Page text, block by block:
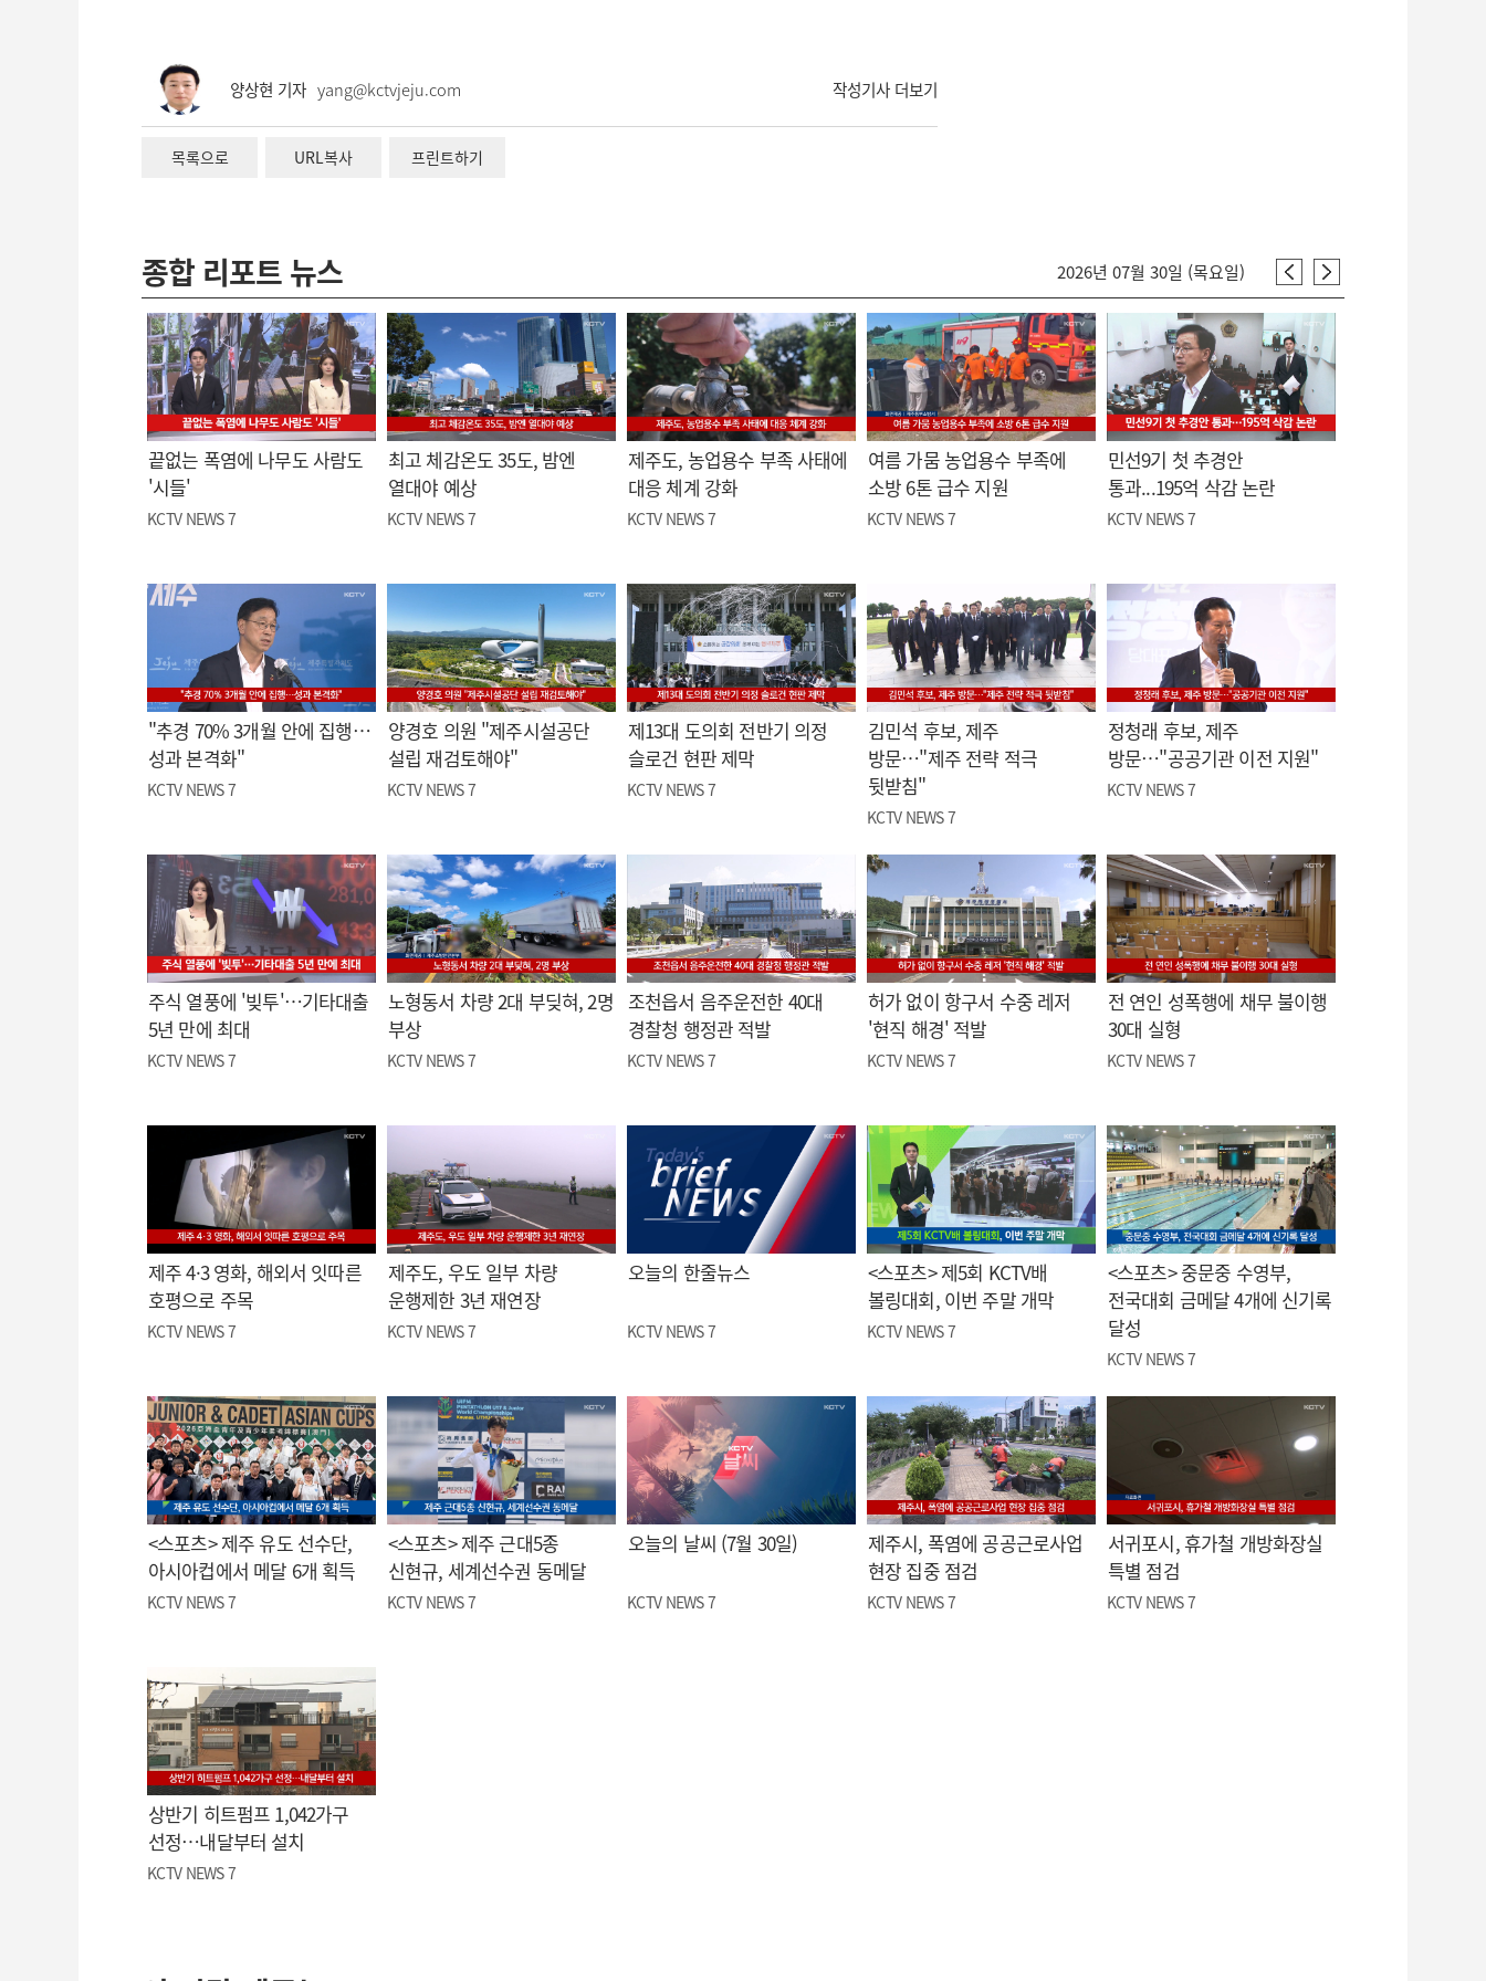
양상현 기자 yang@kctvjeju.com 작성기사 더보기
목록으로 URL복사 프린트하기
종합 리포트 뉴스 2026년 07월 30일 (목요일)
끝없는 폭염에 나무도 사람도
'시들'
KCTV NEWS 7
최고 체감온도 35도, 밤엔
열대야 예상
KCTV NEWS 7
제주도, 농업용수 부족 사태에
대응 체계 강화
KCTV NEWS 7
여름 가뭄 농업용수 부족에
소방 6톤 급수 지원
KCTV NEWS 7
민선9기 첫 추경안
통과...195억 삭감 논란
KCTV NEWS 7
"추경 70% 3개월 안에 집행…
성과 본격화"
KCTV NEWS 7
양경호 의원 "제주시설공단
설립 재검토해야"
KCTV NEWS 7
제13대 도의회 전반기 의정
슬로건 현판 제막
KCTV NEWS 7
김민석 후보, 제주
방문…"제주 전략 적극
뒷받침"
KCTV NEWS 7
정청래 후보, 제주
방문…"공공기관 이전 지원"
KCTV NEWS 7
주식 열풍에 '빚투'…기타대출
5년 만에 최대
KCTV NEWS 7
노형동서 차량 2대 부딪혀, 2명
부상
KCTV NEWS 7
조천읍서 음주운전한 40대
경찰청 행정관 적발
KCTV NEWS 7
허가 없이 항구서 수중 레저
'현직 해경' 적발
KCTV NEWS 7
전 연인 성폭행에 채무 불이행
30대 실형
KCTV NEWS 7
제주 4·3 영화, 해외서 잇따른
호평으로 주목
KCTV NEWS 7
제주도, 우도 일부 차량
운행제한 3년 재연장
KCTV NEWS 7
오늘의 한줄뉴스
KCTV NEWS 7
<스포츠> 제5회 KCTV배
볼링대회, 이번 주말 개막
KCTV NEWS 7
<스포츠> 중문중 수영부,
전국대회 금메달 4개에 신기록
달성
KCTV NEWS 7
<스포츠> 제주 유도 선수단,
아시아컵에서 메달 6개 획득
KCTV NEWS 7
<스포츠> 제주 근대5종
신현규, 세계선수권 동메달
KCTV NEWS 7
오늘의 날씨 (7월 30일)
KCTV NEWS 7
제주시, 폭염에 공공근로사업
현장 집중 점검
KCTV NEWS 7
서귀포시, 휴가철 개방화장실
특별 점검
KCTV NEWS 7
상반기 히트펌프 1,042가구
선정…내달부터 설치
KCTV NEWS 7